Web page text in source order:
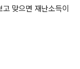
맞으면 재난소득이